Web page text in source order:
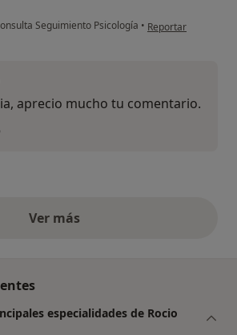
Seguimiento Psicología • en opinión del
Reportar
aprecio mucho tu comentario.
Ver másopiniones anteriores
especialidades de Rocio